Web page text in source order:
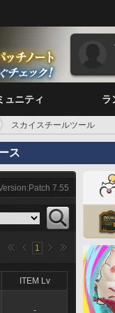
ュニティ ラ
スカイスチールツール
ス
7.55
1
ITEM Lv
-